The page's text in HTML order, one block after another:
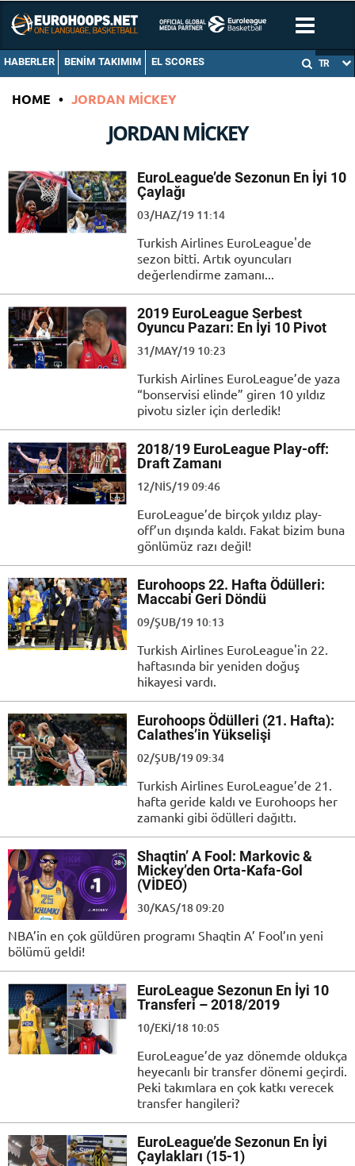
HABERLER BENIM TAKIMIM EL SCORES TR
HOME • JORDAN MICKEY
JORDAN MICKEY
EuroLeague’de Sezonun En İyi 10
Çaylağı
03/HAZ/19 11:14
Turkish Airlines EuroLeague'de
sezon bitti. Artık oyuncuları
değerlendirme zamanı...
2019 EuroLeague Serbest
Oyuncu Pazarı: En İyi 10 Pivot
31/MAY/19 10:23
Turkish Airlines EuroLeague’de yaza
“bonservisi elinde” giren 10 yıldız
pivotu sizler için derledik!
2018/19 EuroLeague Play-off:
Draft Zamanı
12/NIS/19 09:46
EuroLeague’de birçok yıldız play-
off’un dışında kaldı. Fakat bizim buna
gönlümüz razı değil!
Eurohoops 22. Hafta Ödülleri:
Maccabi Geri Döndü
09/ŞUB/19 10:13
Turkish Airlines EuroLeague'in 22.
haftasında bir yeniden doğuş
hikayesi vardı.
Eurohoops Ödülleri (21. Hafta):
Calathes’in Yükselişi
02/ŞUB/19 09:34
Turkish Airlines EuroLeague’de 21.
hafta geride kaldı ve Eurohoops her
zamanki gibi ödülleri dağıttı.
Shaqtin’ A Fool: Markovic &
Mickey’den Orta-Kafa-Gol
(VİDEO)
30/KAS/18 09:20
NBA’in en çok güldüren programı Shaqtin A’ Fool’ın yeni
bölümü geldi!
EuroLeague Sezonun En İyi 10
Transferi – 2018/2019
10/EKI/18 10:05
EuroLeague’de yaz dönemde oldukça
heyecanlı bir transfer dönemi geçirdi.
Peki takımlara en çok katkı verecek
transfer hangileri?
EuroLeague’de Sezonun En İyi
Çaylakları (15-1)